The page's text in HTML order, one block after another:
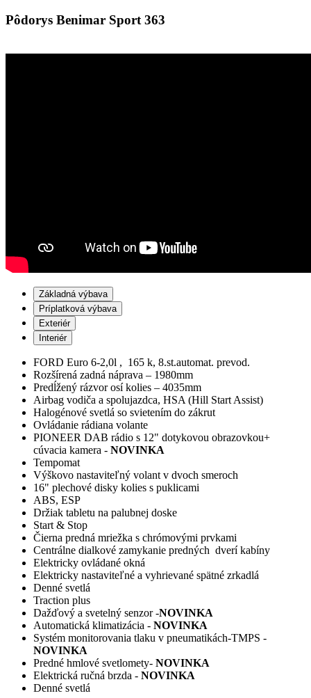
Pôdorys Benimar Sport 363
Základná výbava
Príplatková výbava
Exteriér
Interiér
FORD Euro 6-2,0l , 165 k, 8.st.automat. prevod.
Rozšírená zadná náprava – 1980mm
Predĺžený rázvor osí kolies – 4035mm
Airbag vodiča a spolujazdca, HSA (Hill Start Assist)
Halogénové svetlá so svietením do zákrut
Ovládanie rádiana volante
PIONEER DAB rádio s 12" dotykovou obrazovkou+
cúvacia kamera - NOVINKA
Tempomat
Výškovo nastaviteľný volant v dvoch smeroch
16" plechové disky kolies s puklicami
ABS, ESP
Držiak tabletu na palubnej doske
Start & Stop
Čierna predná mriežka s chrómovými prvkami
Centrálne dialkové zamykanie predných dverí kabíny
Elektricky ovládané okná
Elektricky nastaviteľné a vyhrievané spätné zrkadlá
Denné svetlá
Traction plus
Dažďový a svetelný senzor -NOVINKA
Automatická klimatizácia - NOVINKA
Systém monitorovania tlaku v pneumatikách-TMPS -
NOVINKA
Predné hmlové svetlomety- NOVINKA
Elektrická ručná brzda - NOVINKA
Denné svetlá